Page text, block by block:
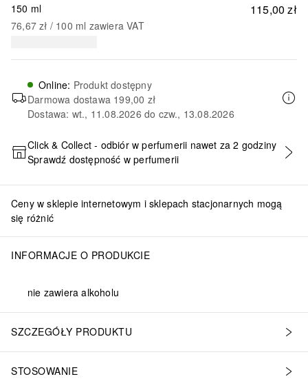
115,00 zł
150 ml
76,67 zł / 100 ml zawiera VAT
Online: Produkt dostępny
Darmowa dostawa 199,00 zł
Dostawa: wt., 11.08.2026 do czw., 13.08.2026
DODAJ DO KOSZYKA
Click & Collect - odbiór w perfumerii nawet za 2 godziny
Sprawdź dostępność w perfumerii
Ceny w sklepie internetowym i sklepach stacjonarnych mogą
się różnić
INFORMACJE O PRODUKCIE
nie zawiera alkoholu
SZCZEGÓŁY PRODUKTU
STOSOWANIE